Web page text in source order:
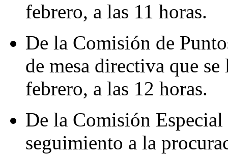
febrero, a las 11 horas.
De la Comisión de
de mesa directiva que
febrero, a las 12 horas.
De la Comisión
seguimiento a la